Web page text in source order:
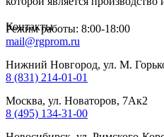
Контакты
Режим работы: 8:00-18:00
mail@rgprom.ru
Нижний Новгород, ул. М.
8 (831) 214-01-01
Москва, ул. Новаторов, 7Ак2
8 (495) 134-31-00